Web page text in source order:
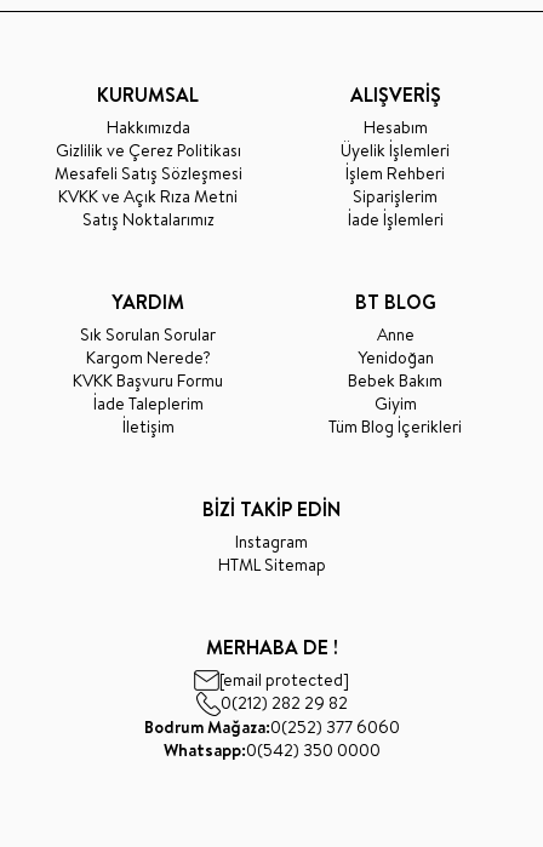
KURUMSAL
Hakkımızda
Gizlilik ve Çerez Politikası
Mesafeli Satış Sözleşmesi
KVKK ve Açık Rıza Metni
Satış Noktalarımız
ALIŞVERİŞ
Hesabım
Üyelik İşlemleri
İşlem Rehberi
Siparişlerim
İade İşlemleri
YARDIM
Sık Sorulan Sorular
Kargom Nerede?
KVKK Başvuru Formu
İade Taleplerim
İletişim
BT BLOG
Anne
Yenidoğan
Bebek Bakım
Giyim
Tüm Blog İçerikleri
BİZİ TAKİP EDİN
Instagram
HTML Sitemap
MERHABA DE !
[email protected]
0(212) 282 29 82
Bodrum Mağaza:0(252) 377 6060
Whatsapp:0(542) 350 0000